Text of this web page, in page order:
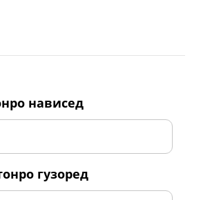
нависед
гузоред